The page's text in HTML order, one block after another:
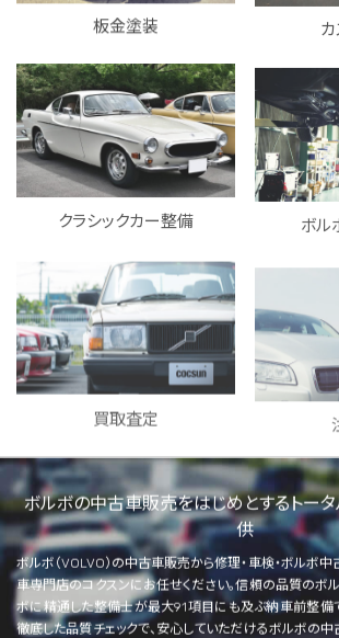
板金塗装
クラシックカー整備 ボル
買取査定
ボルボの中古車販売をはじめとするトー
供
ボルボ（VOLVO）の中古車販売から修理・車検・ボルボ
車専門店のコクスンにお任せください。信頼の品質のボ
ボに精通した整備士が最大91項目にも及ぶ納車前整備で
徹底した品質チェックで、安心していただけるボルボの